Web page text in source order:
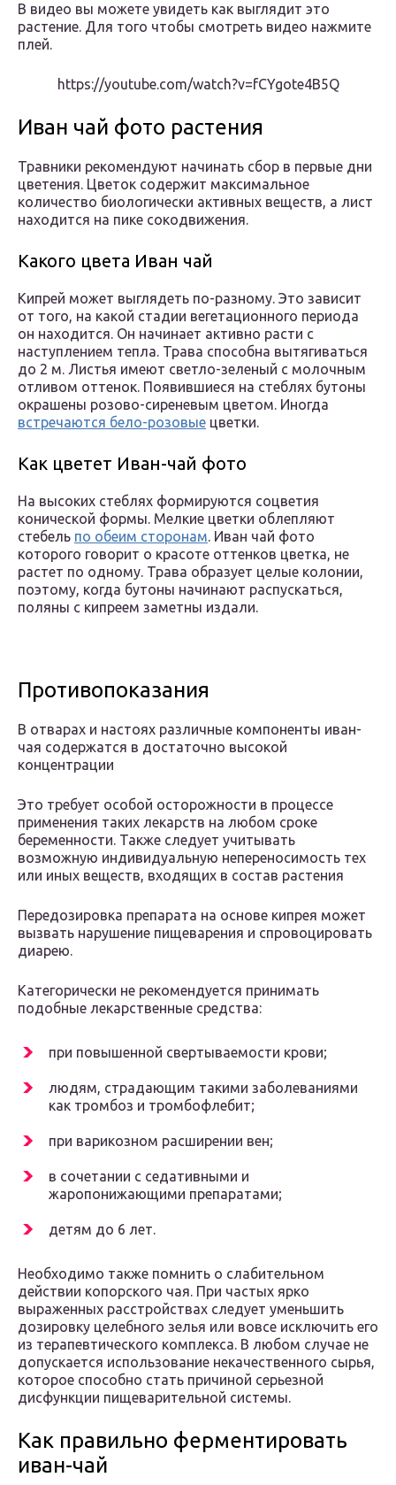
В видео вы можете увидеть как выглядит это
растение. Для того чтобы смотреть видео нажмите
плей.
https://youtube.com/watch?v=fCYgote4B5Q
Иван чай фото растения
Травники рекомендуют начинать сбор в первые дни
цветения. Цветок содержит максимальное
количество биологически активных веществ, а лист
находится на пике сокодвижения.
Какого цвета Иван чай
Кипрей может выглядеть по-разному. Это зависит
от того, на какой стадии вегетационного периода
он находится. Он начинает активно расти с
наступлением тепла. Трава способна вытягиваться
до 2 м. Листья имеют светло-зеленый с молочным
отливом оттенок. Появившиеся на стеблях бутоны
окрашены розово-сиреневым цветом. Иногда
встречаются бело-розовые цветки.
Как цветет Иван-чай фото
На высоких стеблях формируются соцветия
конической формы. Мелкие цветки облепляют
стебель по обеим сторонам. Иван чай фото
которого говорит о красоте оттенков цветка, не
растет по одному. Трава образует целые колонии,
поэтому, когда бутоны начинают распускаться,
поляны с кипреем заметны издали.
Противопоказания
В отварах и настоях различные компоненты иван-
чая содержатся в достаточно высокой
концентрации
Это требует особой осторожности в процессе
применения таких лекарств на любом сроке
беременности. Также следует учитывать
возможную индивидуальную непереносимость тех
или иных веществ, входящих в состав растения
Передозировка препарата на основе кипрея может
вызвать нарушение пищеварения и спровоцировать
диарею.
Категорически не рекомендуется принимать
подобные лекарственные средства:
при повышенной свертываемости крови;
людям, страдающим такими заболеваниями
как тромбоз и тромбофлебит;
при варикозном расширении вен;
в сочетании с седативными и
жаропонижающими препаратами;
детям до 6 лет.
Необходимо также помнить о слабительном
действии копорского чая. При частых ярко
выраженных расстройствах следует уменьшить
дозировку целебного зелья или вовсе исключить его
из терапевтического комплекса. В любом случае не
допускается использование некачественного сырья,
которое способно стать причиной серьезной
дисфункции пищеварительной системы.
Как правильно ферментировать
иван-чай